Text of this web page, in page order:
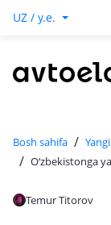
UZ / y.e.
Bosh sahifa /
/ O‘zbekistonga
Temur Titorov